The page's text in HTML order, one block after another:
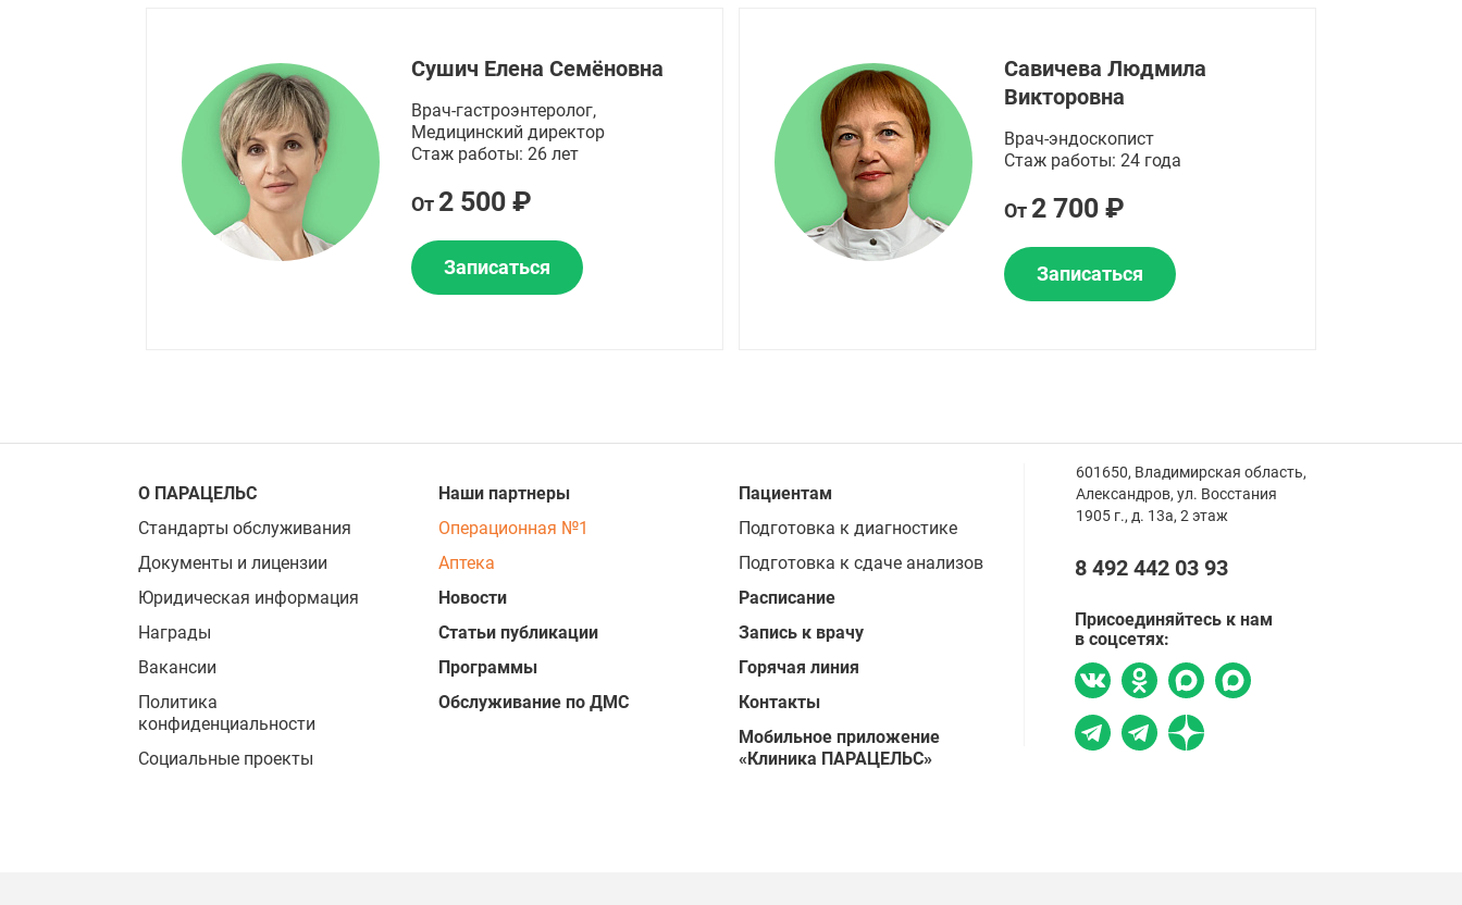
Сушич Елена Семёновна
Врач-гастроэнтеролог,
Медицинский директор
Стаж работы: 26 лет
От 2 500 ₽
Записаться
Савичева Людмила
Викторовна
Врач-эндоскопист
Стаж работы: 24 года
От 2 700 ₽
Записаться
О ПАРАЦЕЛЬС
Стандарты обслуживания
Документы и лицензии
Юридическая информация
Награды
Вакансии
Политика
конфиденциальности
Социальные проекты
Наши партнеры
Операционная №1
Аптека
Новости
Статьи публикации
Программы
Обслуживание по ДМС
Пациентам
Подготовка к диагностике
Подготовка к сдаче анализов
Расписание
Запись к врачу
Горячая линия
Контакты
Мобильное приложение
«Клиника ПАРАЦЕЛЬС»
601650, Владимирская область,
Александров, ул. Восстания
1905 г., д. 13а, 2 этаж
8 492 442 03 93
Присоединяйтесь к нам
в соцсетях: